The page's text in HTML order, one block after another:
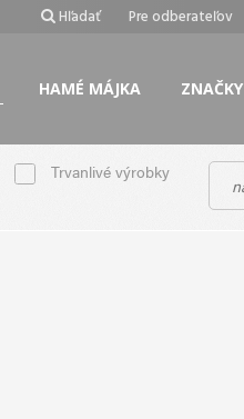
HAMÉ MÁJKA ZNAČKY
Pre odberateľov
Hľadať
Trvanlivé výrobky